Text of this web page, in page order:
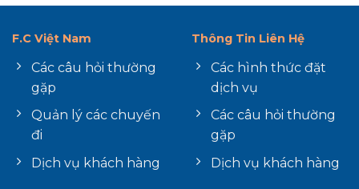
F.C Việt Nam
Các câu hỏi thường
gặp
Quản lý các chuyến
đi
Dịch vụ khách hàng
Thông Tin Liên Hệ
Các hình thức đặt
dịch vụ
Các câu hỏi thường
gặp
Dịch vụ khách hàng